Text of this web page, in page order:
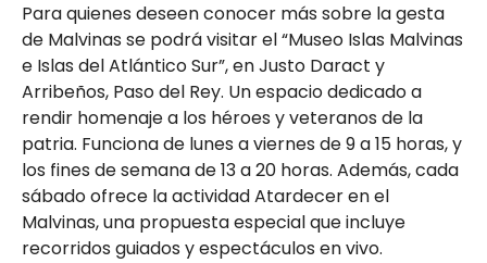
Para quienes deseen conocer más sobre la gesta
de Malvinas se podrá visitar el “Museo Islas Malvinas
e Islas del Atlántico Sur”, en Justo Daract y
Arribeños, Paso del Rey. Un espacio dedicado a
rendir homenaje a los héroes y veteranos de la
patria. Funciona de lunes a viernes de 9 a 15 horas, y
los fines de semana de 13 a 20 horas. Además, cada
sábado ofrece la actividad Atardecer en el
Malvinas, una propuesta especial que incluye
recorridos guiados y espectáculos en vivo.